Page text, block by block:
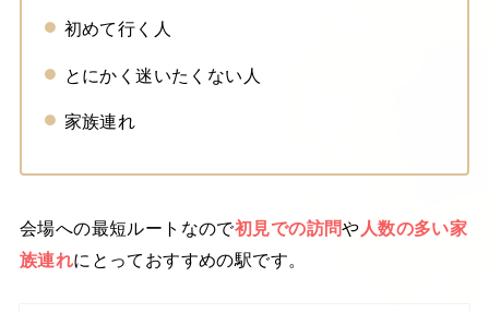
初めて行く人
とにかく迷いたくない人
家族連れ
会場への最短ルートなので初見での訪問や人数の多い家
族連れにとっておすすめの駅です。